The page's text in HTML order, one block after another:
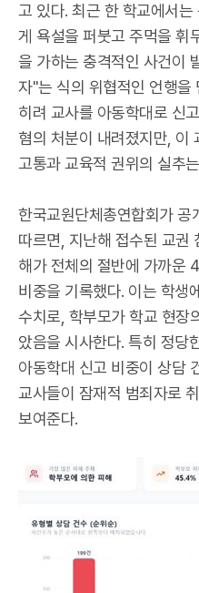
고 있다. 최근 한 학교에서는
게 욕설을 퍼붓고 주먹을 휘
을 가하는 충격적인 사건이
자"는 식의 위협적인 언행을
히려 교사를 아동학대로 신
혐의 처분이 내려졌지만, 이
고통과 교육적 권위의 실추
한국교원단체총연합회가 공
따르면, 지난해 접수된 교권
해가 전체의 절반에 가까운
비중을 기록했다. 이는 학생
수치로, 학부모가 학교 현장
았음을 시사한다. 특히 정당
아동학대 신고 비중이 상담
교사들이 잠재적 범죄자로
보여준다.